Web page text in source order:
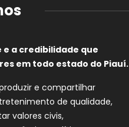
a credibilidade que
em todo estado do Piauí.
e compartilhar
de qualidade,
valores civis,